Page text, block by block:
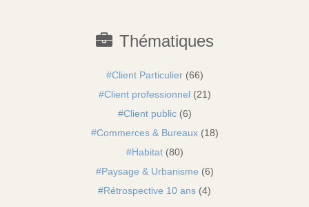
Thématiques
Client Particulier(66)
Client professionnel(21)
Client public(6)
Commerces & Bureaux(18)
Habitat(80)
Paysage & Urbanisme (6)
Rétrospective 10 ans (4)